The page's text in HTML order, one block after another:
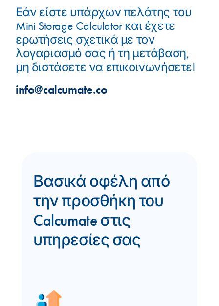
Εάν είστε υπάρχων πελάτης του
Mini Storage Calculator και έχετε
ερωτήσεις σχετικά με τον
λογαριασμό σας ή τη μετάβαση,
μη διστάσετε να επικοινωνήσετε!
info@calcumate.co
Βασικά οφέλη από
την προσθήκη του
Calcumate στις
υπηρεσίες σας